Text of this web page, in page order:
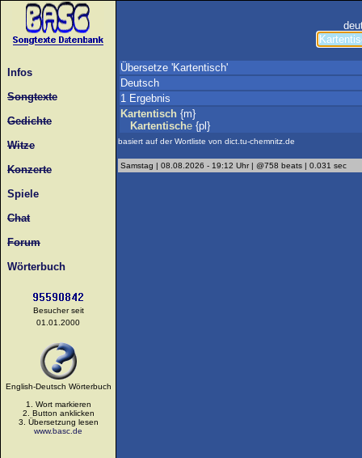
Infos
Songtexte
Gedichte
Witze
Konzerte
Spiele
Chat
Forum
Wörterbuch
Besucher seit
01.01.2000
English-Deutsch Wörterbuch
1. Wort markieren
2. Button anklicken
3. Übersetzung lesen
www.basc.de
Übersetze 'Kartentisch'
Deutsch
1 Ergebnis
Kartentisch {m}
Kartentische {pl}
basiert auf der Wortliste von dict.tu-chemnitz.de
Samstag | 08.08.2026 - 19:12 Uhr | @758 beats | 0.031 sec